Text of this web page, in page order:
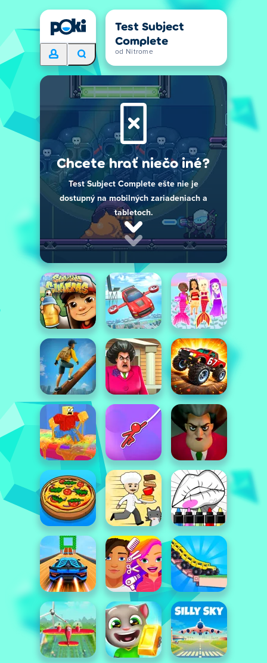
Test Subject
Complete
od Nitrome
Chcete hrať niečo iné?
Test Subject Complete ešte nie je
dostupný na mobilných zariadeniach a
tabletoch.